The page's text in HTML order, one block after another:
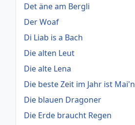
Det äne am Bergli
Der Woaf
Di Liab is a Bach
Die alten Leut
Die alte Lena
Die beste Zeit im Jahr ist Mai'n
Die blauen Dragoner
Die Erde braucht Regen